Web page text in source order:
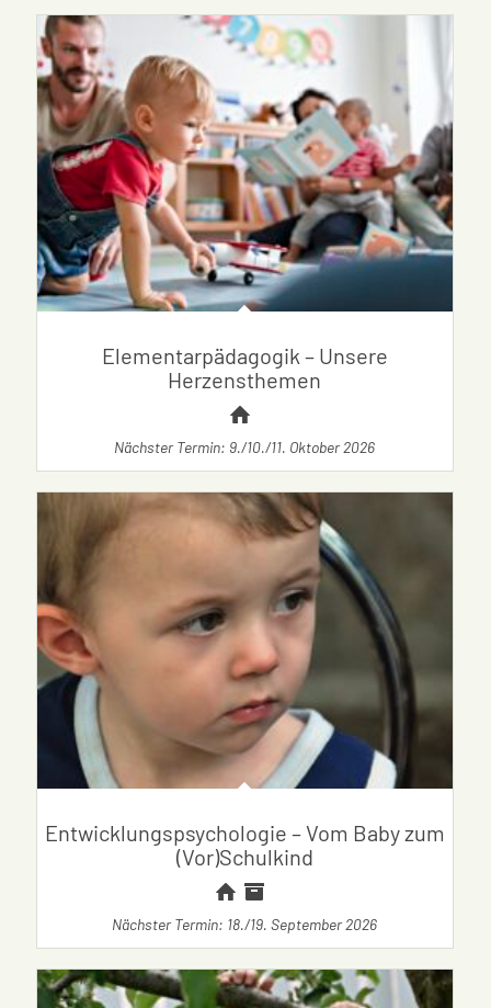
Elementarpädagogik – Unsere
Herzensthemen
Nächster Termin: 9./10./11. Oktober 2026
Entwicklungspsychologie – Vom Baby zum
(Vor)Schulkind
Nächster Termin: 18./19. September 2026